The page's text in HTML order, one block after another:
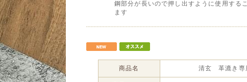
鋼部分が長いので押し出すように使用する
ます
商品名 清玄 革漉き専